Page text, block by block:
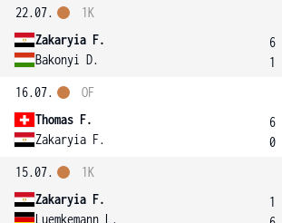
22.07.
Zakaryia F.
Bakonyi D.
1K
6
1
16.07.
Thomas F.
Zakaryia F.
OF
6
0
15.07.
Zakaryia F.
Luemkemann L.
1K
1